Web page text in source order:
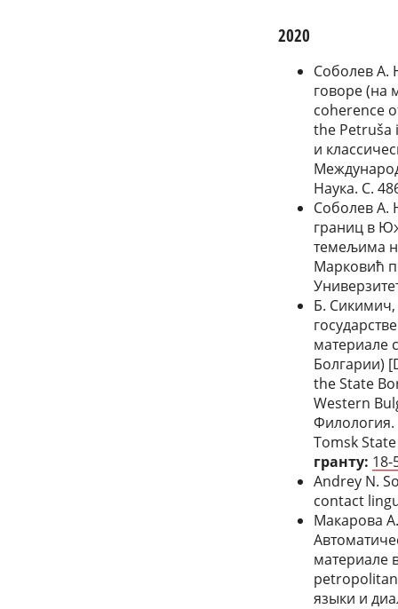
2020
Соболев А.
говоре (на
coherence
the Petruša
и
Наука. С.
Соболев А.
границ в
темељима
Марковић
Б.
материале
Болгарии)
the State
Western
Tomsk
гранту: 18-
Andrey N.
contact
Макарова
материале
языки и